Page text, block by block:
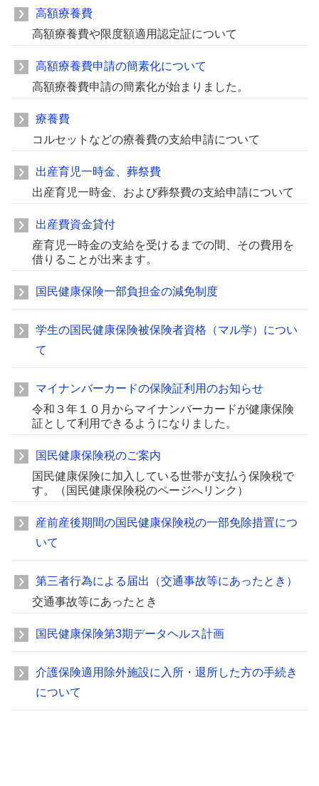
高額療養費
高額療養費や限度額適用認定証について
高額療養費申請の簡素化について
高額療養費申請の簡素化が始まりました。
療養費
コルセットなどの療養費の支給申請について
出産育児一時金、葬祭費
出産育児一時金、および葬祭費の支給申請について
出産費資金貸付
産育児一時金の支給を受けるまでの間、その費用を
借りることが出来ます。
国民健康保険一部負担金の減免制度
学生の国民健康保険被保険者資格（マル学）につい
て
マイナンバーカードの保険証利用のお知らせ
令和３年１０月からマイナンバーカードが健康保険
証として利用できるようになりました。
国民健康保険税のご案内
国民健康保険に加入している世帯が支払う保険税で
す。（国民健康保険税のページへリンク）
産前産後期間の国民健康保険税の一部免除措置につ
いて
第三者行為による届出（交通事故等にあったとき）
交通事故等にあったとき
国民健康保険第3期データヘルス計画
介護保険適用除外施設に入所・退所した方の手続き
について